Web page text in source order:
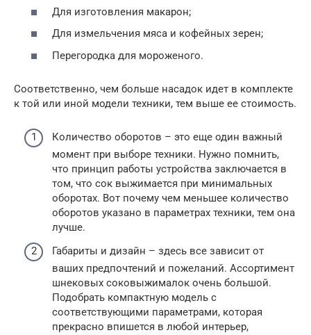
Для изготовления макарон;
Для измельчения мяса и кофейных зерен;
Перегородка для мороженого.
Соответственно, чем больше насадок идет в комплекте
к той или иной модели техники, тем выше ее стоимость.
Количество оборотов – это еще один важный
момент при выборе техники. Нужно помнить,
что принцип работы устройства заключается в
том, что сок выжимается при минимальных
оборотах. Вот почему чем меньшее количество
оборотов указано в параметрах техники, тем она
лучше.
Габариты и дизайн – здесь все зависит от
ваших предпочтений и пожеланий. Ассортимент
шнековых соковыжималок очень большой.
Подобрать компактную модель с
соответствующими параметрами, которая
прекрасно впишется в любой интерьер,